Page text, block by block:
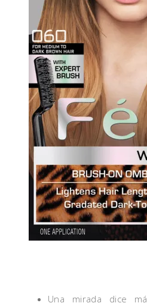
Una mirada dice